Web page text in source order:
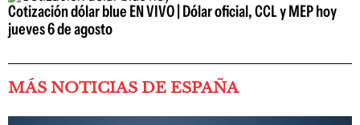
Cotización dólar blue EN VIVO | Dólar oficial, CCL y MEP hoy
jueves 6 de agosto
MÁS NOTICIAS DE ESPAÑA